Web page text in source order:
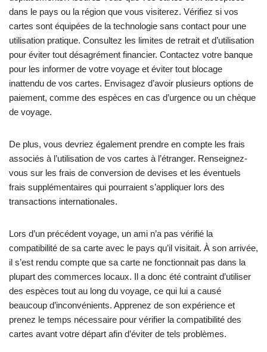
dans le pays ou la région que vous visiterez. Vérifiez si vos
cartes sont équipées de la technologie sans contact pour une
utilisation pratique. Consultez les limites de retrait et d’utilisation
pour éviter tout désagrément financier. Contactez votre banque
pour les informer de votre voyage et éviter tout blocage
inattendu de vos cartes. Envisagez d’avoir plusieurs options de
paiement, comme des espèces en cas d’urgence ou un chèque
de voyage.
De plus, vous devriez également prendre en compte les frais
associés à l’utilisation de vos cartes à l’étranger. Renseignez-
vous sur les frais de conversion de devises et les éventuels
frais supplémentaires qui pourraient s’appliquer lors des
transactions internationales.
Lors d’un précédent voyage, un ami n’a pas vérifié la
compatibilité de sa carte avec le pays qu’il visitait. À son arrivée,
il s’est rendu compte que sa carte ne fonctionnait pas dans la
plupart des commerces locaux. Il a donc été contraint d’utiliser
des espèces tout au long du voyage, ce qui lui a causé
beaucoup d’inconvénients. Apprenez de son expérience et
prenez le temps nécessaire pour vérifier la compatibilité des
cartes avant votre départ afin d’éviter de tels problèmes.